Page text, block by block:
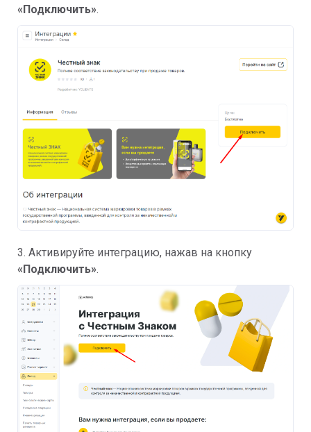
«Подключить».
3. Активируйте интеграцию, нажав на кнопку
«Подключить».